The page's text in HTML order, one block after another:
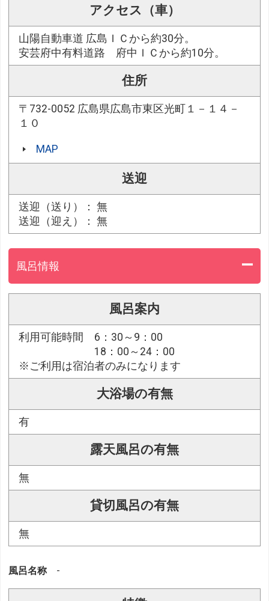
アクセス（車）
山陽自動車道 広島ＩＣから約30分。
安芸府中有料道路 府中ＩＣから約10分。
住所
〒732-0052 広島県広島市東区光町１－１４－
１０
MAP
送迎
送迎（送り）： 無
送迎（迎え）： 無
風呂情報
風呂案内
利用可能時間 6：30～9：00
18：00～24：00
※ご利用は宿泊者のみになります
大浴場の有無
有
露天風呂の有無
無
貸切風呂の有無
無
風呂名称 -